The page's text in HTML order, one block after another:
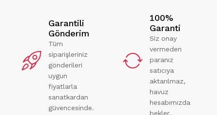
Garantili
Gönderim
Tüm
siparişleriniz
gönderileri
uygun
fiyatlarla
sanatkardan
güvencesinde.
100%
Garanti
Siz onay
vermeden
paranız
satıcıya
aktarılmaz,
havuz
hesabımızda
bekler.